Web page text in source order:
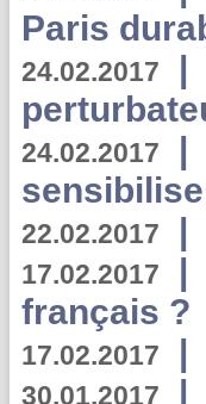
Paris
24.02.2017 |
24.02.2017 |
22.02.2017 |
17.02.2017 |
français ?
17.02.2017 |
30.01.2017 |